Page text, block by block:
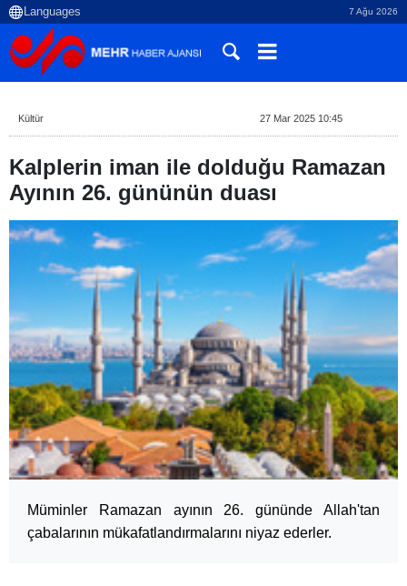
7 Ağu 2026
Kültür 27 Mar 2025 10:45
Kalplerin iman ile dolduğu Ramazan
Ayının 26. gününün duası
Müminler Ramazan ayının 26. gününde Allah'tan
çabalarının mükafatlandırmalarını niyaz ederler.